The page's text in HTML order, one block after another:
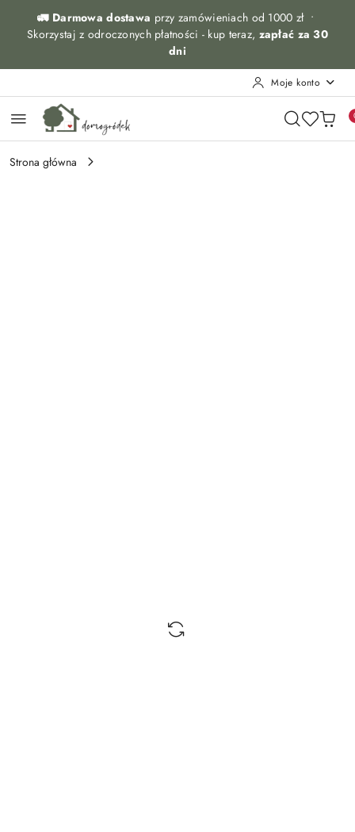
Przejdź do treści głównej
Przejdź do wyszukiwarki
Przejdź do moje konto
Przejdź do menu głównego
Przejdź do opisu produktu
Przejdź do stopki
🚛 Darmowa dostawa przy zamówieniach od 1000 zł •
Skorzystaj z odroczonych płatności - kup teraz, zapłać za 30
dni
Moje konto
Strona główna